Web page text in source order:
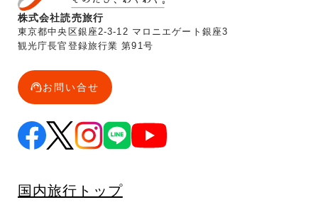
株式会社読売旅行
東京都中央区銀座2-3-12 マロニエゲート銀座3
観光庁長官登録旅行業 第91号
お問い合せ
国内旅行トップ